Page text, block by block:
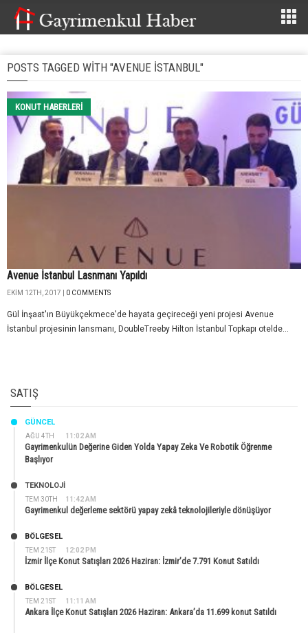
POSTS TAGGED WITH "AVENUE ISTANBUL"
KONUT HABERLERI
Avenue İstanbul Lasnmanı Yapıldı
EKIM 12TH, 2017 | 0 COMMENTS
Gül İnşaat'ın Büyükçekmece'de hayata geçireceği yeni projesi Avenue
İstanbul projesinin lansmanı, DoubleTreeby Hilton İstanbul Topkapı otelde...
SATIŞ
AĞU 4TH 11:02 AM
GÜNCEL
Gayrimenkulün Değerine Giden Yolda Yapay Zeka Ve Robotik Öğrenme
Başlıyor
TEM 30TH 11:42 AM
TEKNOLOJİ
Gayrimenkul değerleme sektörü yapay zekâ teknolojileriyle dönüşüyor
TEM 21ST 12:02 PM
BÖLGESEL
İzmir İlçe Konut Satışları 2026 Haziran: İzmir’de 7.791 Konut Satıldı
TEM 21ST 11:11 AM
BÖLGESEL
Ankara İlçe Konut Satışları 2026 Haziran: Ankara’da 11.699 konut Satıldı